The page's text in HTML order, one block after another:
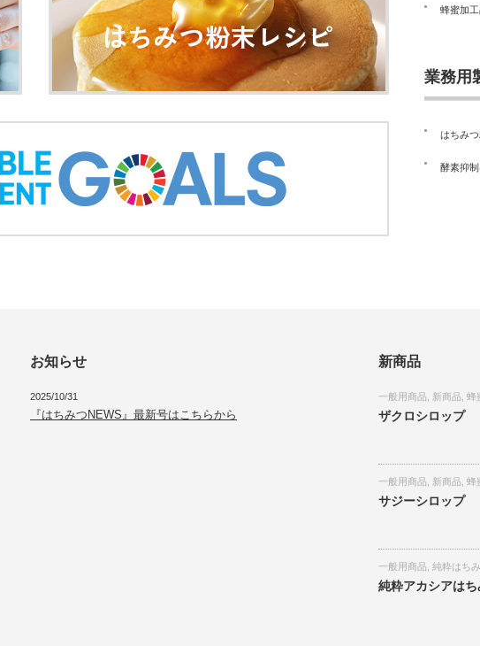
蜂蜜加
業務用
はちみ
酵素抑
お知らせ
2025/10/31
『はちみつNEWS』最新号はこちらから
新商品
一般用商品 新商品 蜂
ザクロシロップ
一般用商品 新商品 蜂
サジーシロップ
一般用商品 純粋はち
純粋アカシアは